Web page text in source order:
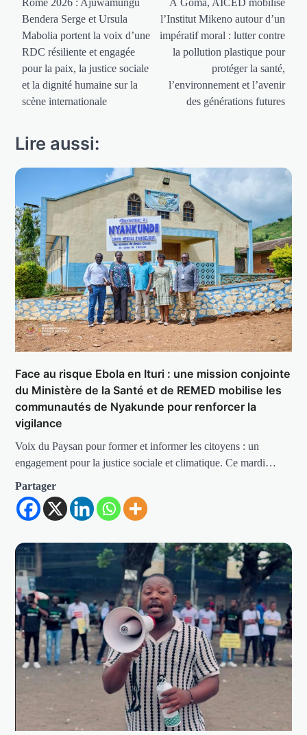
l’article
Rome 2026 : Ajuwamungu
Bendera Serge et Ursula
Mabolia portent la voix d’une
RDC résiliente et engagée
pour la paix, la justice sociale
et la dignité humaine sur la
scène internationale
À Goma, AICED mobilise
l’Institut Mikeno autour d’un
impératif moral : lutter contre
la pollution plastique pour
protéger la santé,
l’environnement et l’avenir
des générations futures
Lire aussi:
Face au risque Ebola en Ituri : une mission conjointe
du Ministère de la Santé et de REMED mobilise les
communautés de Nyakunde pour renforcer la
vigilance
Voix du Paysan pour former et informer les citoyens : un
engagement pour la justice sociale et climatique. Ce mardi…
Partager